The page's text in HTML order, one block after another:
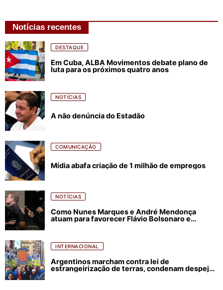
Notícias recentes
DESTAQUE
Em Cuba, ALBA Movimentos debate plano de
luta para os próximos quatro anos
NOTÍCIAS
A não denúncia do Estadão
COMUNICAÇÃO
Mídia abafa criação de 1 milhão de empregos
NOTÍCIAS
Como Nunes Marques e André Mendonça
atuam para favorecer Flávio Bolsonaro e
INTERNACIONAL
Argentinos marcham contra lei de
estrangeirização de terras, condenam despejos